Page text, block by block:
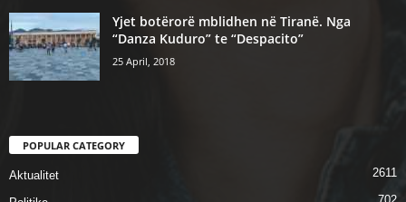
Yjet botërorë mblidhen në Tiranë. Nga
“Danza Kuduro” te “Despacito”
25 April, 2018
POPULAR CATEGORY
Aktualitet 2611